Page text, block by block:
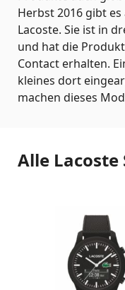
Herbst 2016 gibt
Lacoste. Sie ist in
und hat die
Contact erhalten.
kleines dort
machen dieses
Alle